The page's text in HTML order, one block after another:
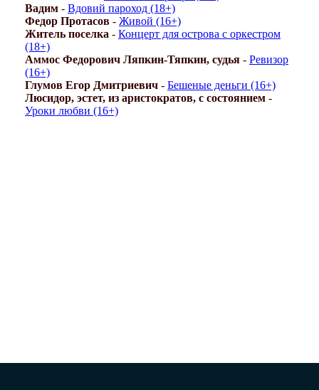
Вадим - Вдовий пароход (18+)
Федор Протасов - Живой (16+)
Житель поселка - Концерт для острова с оркестром
(18+)
Аммос Федорович Ляпкин-Тяпкин, судья - Ревизор
(16+)
Глумов Егор Дмитриевич - Бешеные деньги (16+)
Люсидор, эстет, из аристократов, с состоянием -
Уроки любви (16+)